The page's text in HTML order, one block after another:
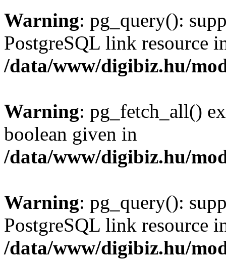
Warning: pg_query():
PostgreSQL link resource
/data/www/digibiz.hu/
Warning: pg_fetch_all()
boolean given in
/data/www/digibiz.hu/
Warning: pg_query():
PostgreSQL link resource
/data/www/digibiz.hu/